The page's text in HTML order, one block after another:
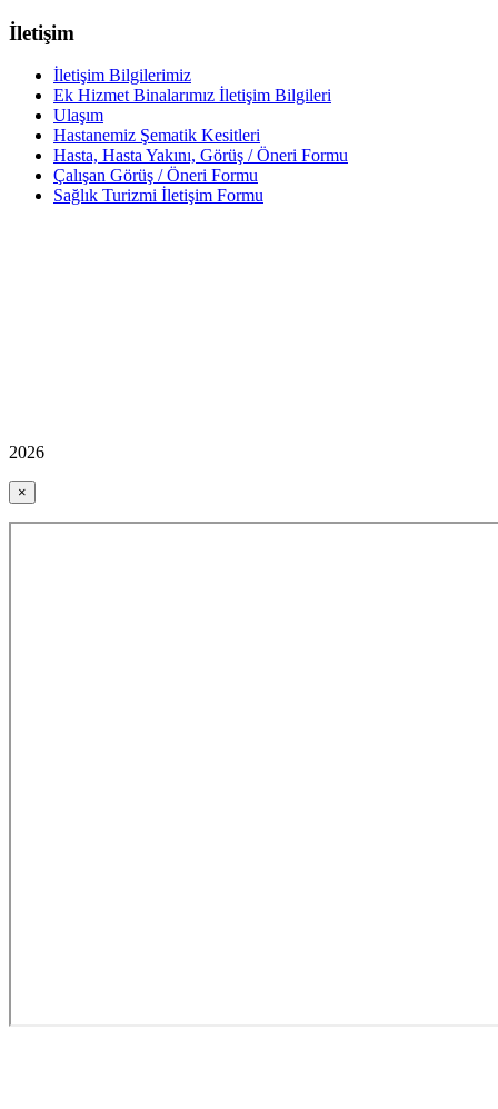
İletişim
İletişim Bilgilerimiz
Ek Hizmet Binalarımız İletişim Bilgileri
Ulaşım
Hastanemiz Şematik Kesitleri
Hasta, Hasta Yakını, Görüş / Öneri Formu
Çalışan Görüş / Öneri Formu
Sağlık Turizmi İletişim Formu
2026
×